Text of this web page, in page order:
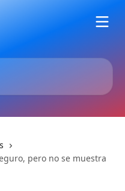
pero no se muestra